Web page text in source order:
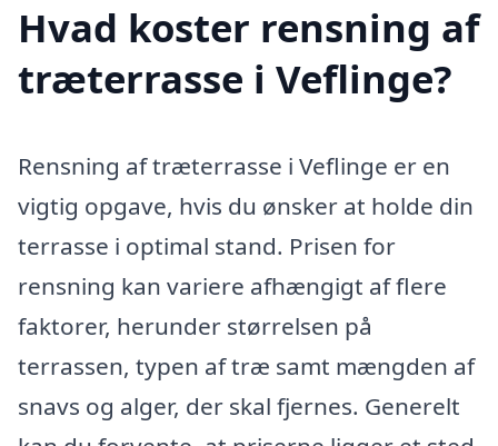
Hvad koster rensning af
træterrasse i Veflinge?
Rensning af træterrasse i Veflinge er en
vigtig opgave, hvis du ønsker at holde din
terrasse i optimal stand. Prisen for
rensning kan variere afhængigt af flere
faktorer, herunder størrelsen på
terrassen, typen af træ samt mængden af
snavs og alger, der skal fjernes. Generelt